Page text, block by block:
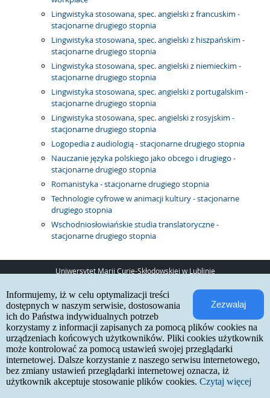
Lingwistyka stosowana, spec. angielski z francuskim -
stacjonarne drugiego stopnia
Lingwistyka stosowana, spec. angielski z hiszpańskim -
stacjonarne drugiego stopnia
Lingwistyka stosowana, spec. angielski z niemieckim -
stacjonarne drugiego stopnia
Lingwistyka stosowana, spec. angielski z portugalskim -
stacjonarne drugiego stopnia
Lingwistyka stosowana, spec. angielski z rosyjskim -
stacjonarne drugiego stopnia
Logopedia z audiologią - stacjonarne drugiego stopnia
Nauczanie języka polskiego jako obcego i drugiego -
stacjonarne drugiego stopnia
Romanistyka - stacjonarne drugiego stopnia
Technologie cyfrowe w animacji kultury - stacjonarne
drugiego stopnia
Wschodniosłowiańskie studia translatoryczne -
stacjonarne drugiego stopnia
Uniwersytet Marii Curie-Skłodowskiej w Lublinie
20-031 Lublin
www:http://umcs.pl
Internetowa Rekrutacja Kandydatów
IRK 1.21.3 (6bf78478) :: 2026-06-17
mapa strony
deklaracja dostępności
kontakt
Zezwalaj
Informujemy, iż w celu optymalizacji treści
dostępnych w naszym serwisie, dostosowania
ich do Państwa indywidualnych potrzeb
korzystamy z informacji zapisanych za pomocą plików cookies na
urządzeniach końcowych użytkowników. Pliki cookies użytkownik
może kontrolować za pomocą ustawień swojej przeglądarki
internetowej. Dalsze korzystanie z naszego serwisu internetowego,
bez zmiany ustawień przeglądarki internetowej oznacza, iż
użytkownik akceptuje stosowanie plików cookies. Czytaj więcej